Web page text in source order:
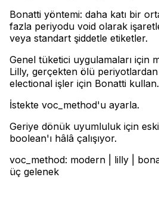
Bonatti yöntemi: daha katı bir
fazla periyodu void olarak
veya standart şiddetle etiketler.
Genel tüketici uygulamaları için
Lilly, gerçekten ölü
electional işler için Bonatti kullan.
İstekte voc_method'u ayarla.
Geriye dönük uyumluluk için
boolean'ı hâlâ çalışıyor.
voc_method: modern | lilly |
üç gelenek